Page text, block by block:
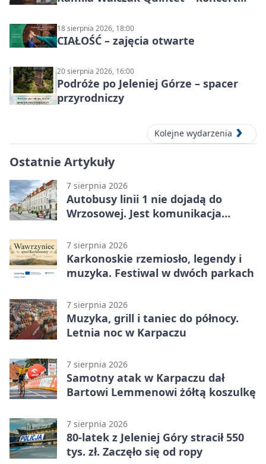
18 sierpnia 2026, 18:00
CIAŁOŚĆ – zajęcia otwarte
20 sierpnia 2026, 16:00
Podróże po Jeleniej Górze – spacer
przyrodniczy
Kolejne wydarzenia
Ostatnie Artykuły
7 sierpnia 2026
Autobusy linii 1 nie dojadą do
Wrzosowej. Jest komunikacja
7 sierpnia 2026
Karkonoskie rzemiosło, legendy i
muzyka. Festiwal w dwóch parkach
7 sierpnia 2026
Muzyka, grill i taniec do północy.
Letnia noc w Karpaczu
7 sierpnia 2026
Samotny atak w Karpaczu dał
Bartowi Lemmenowi żółtą koszulkę
7 sierpnia 2026
80-latek z Jeleniej Góry stracił 550
tys. zł. Zaczęło się od ropy